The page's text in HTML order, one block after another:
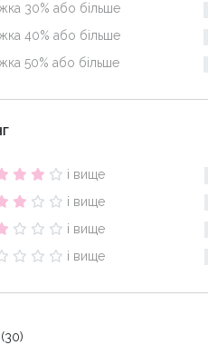
30% або більше
40% або більше
50% або більше
і вище
і вище
і вище
і вище